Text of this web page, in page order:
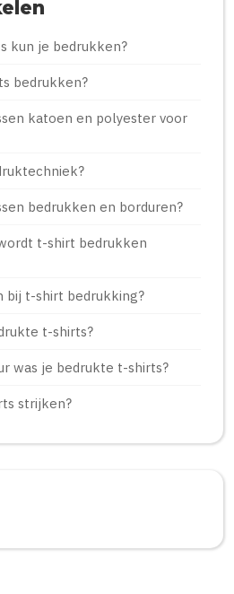
kun je bedrukken?
bedrukken?
katoen en polyester voor
bedrukken en borduren?
t-shirt bedrukken
bij t-shirt bedrukking?
t-shirts?
was je bedrukte t-shirts?
strijken?